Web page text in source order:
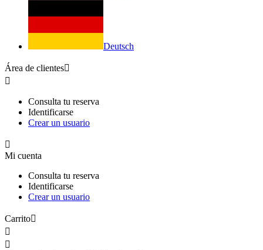
Deutsch
Área de clientes

Consulta tu reserva
Identificarse
Crear un usuario

Mi cuenta
Consulta tu reserva
Identificarse
Crear un usuario
Carrito

